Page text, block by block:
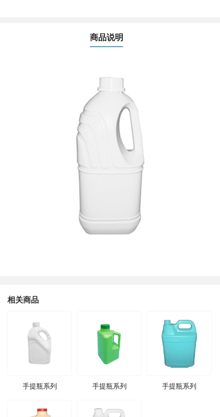
商品说明
相关商品
手提瓶系列 手提瓶系列 手提瓶系列